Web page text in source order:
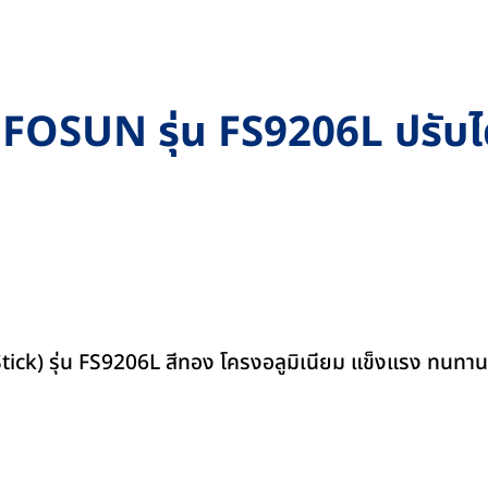
รุ่น FS9206L ปรับ
รุ่น FS9206L สีทอง โครงอลูมิเนียม แข็งแรง ทน